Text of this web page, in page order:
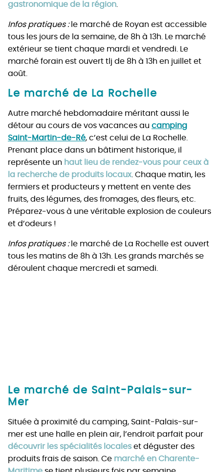
gastronomique de la région
Infos pratiques : le marché de Royan est accessible
tous les jours de la semaine, de 8h à 13h. Le marché
extérieur se tient chaque mardi et vendredi. Le
marché forain est ouvert tlj de 8h à 13h en juillet et
août.
Le marché de La Rochelle
Autre marché hebdomadaire méritant aussi le
détour au cours de vos vacances au camping
Saint-Martin-de-Ré, c’est celui de La Rochelle.
Prenant place dans un bâtiment historique, il
représente un haut lieu de rendez-vous pour ceux à
la recherche de produits locaux . Chaque matin, les
fermiers et producteurs y mettent en vente des
fruits, des légumes, des fromages, des fleurs, etc.
Préparez-vous à une véritable explosion de couleurs
et d’odeurs !
Infos pratiques : le marché de La Rochelle est ouvert
tous les matins de 8h à 13h. Les grands marchés se
déroulent chaque mercredi et samedi.
Le marché de Saint-Palais-sur-
Mer
Située à proximité du camping, Saint-Palais-sur-
mer est une halle en plein air, l’endroit parfait pour
découvrir les spécialités locales et déguster des
produits frais de saison. Ce marché en Charente-